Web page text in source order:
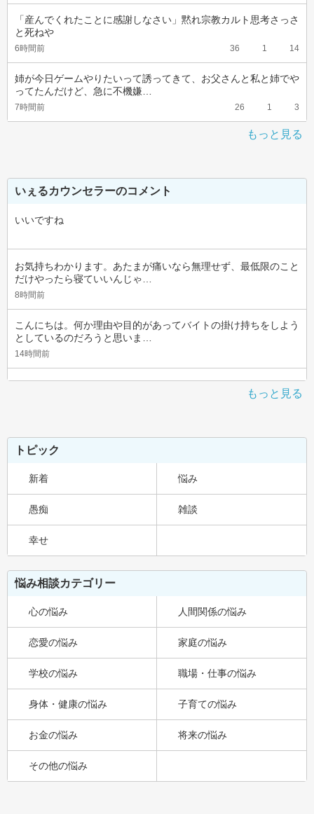
「産んでくれたことに感謝しなさい」黙れ宗教カルト思考さっさ
と死ねや
6時間前 36 1 14
姉が今日ゲームやりたいって誘ってきて、お父さんと私と姉でや
ってたんだけど、急に不機嫌…
7時間前 26 1 3
もっと見る
いぇるカウンセラーのコメント
いいですね
お気持ちわかります。あたまが痛いなら無理せず、最低限のこと
だけやったら寝ていいんじゃ…
8時間前
こんにちは。何か理由や目的があってバイトの掛け持ちをしよう
としているのだろうと思いま…
14時間前
もっと見る
トピック
新着 悩み
愚痴 雑談
幸せ
悩み相談カテゴリー
心の悩み 人間関係の悩み
恋愛の悩み 家庭の悩み
学校の悩み 職場・仕事の悩み
身体・健康の悩み 子育ての悩み
お金の悩み 将来の悩み
その他の悩み